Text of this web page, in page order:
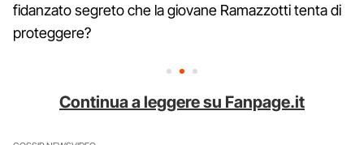
fidanzato segreto che la giovane Ramazzotti tenta di
proteggere?
Continua a leggere su Fanpage.it